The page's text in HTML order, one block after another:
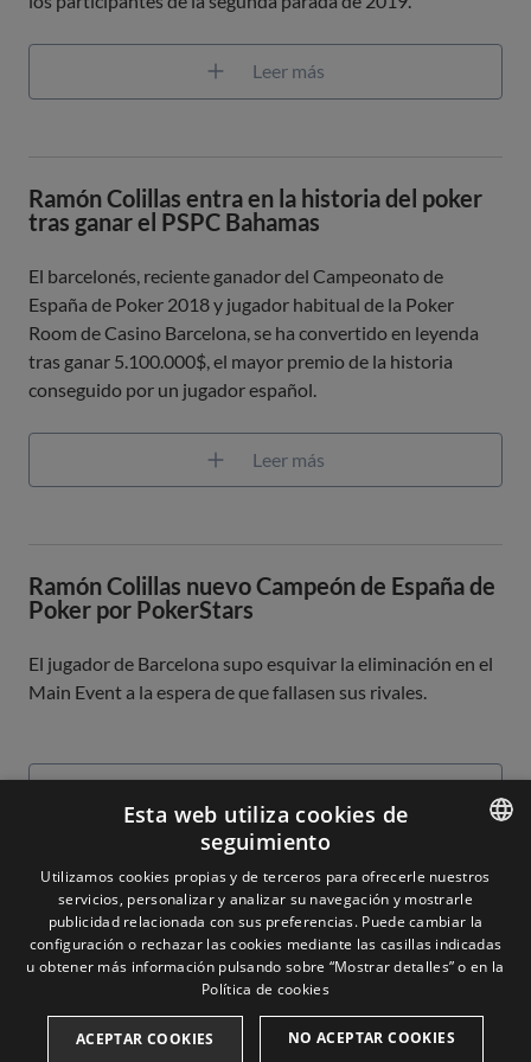
Leer más
Ramón Colillas entra en la historia del poker
tras ganar el PSPC Bahamas
El barcelonés, reciente ganador del Campeonato de
España de Poker 2018 y jugador habitual de la Poker
Room de Casino Barcelona, se ha convertido en leyenda
tras ganar 5.100.000$, el mayor premio de la historia
conseguido por un jugador español.
Leer más
Ramón Colillas nuevo Campeón de España de
Poker por PokerStars
El jugador de Barcelona supo esquivar la eliminación en el
Main Event a la espera de que fallasen sus rivales.
Cookies
ENGLISH
Esta web utiliza cookies de
seguimiento
Utilizamos cookies propias y de terceros para ofrecerle nuestros
servicios, personalizar y analizar su navegación y mostrarle
publicidad relacionada con sus preferencias. Puede cambiar la
configuración o rechazar las cookies mediante las casillas indicadas
u obtener más información pulsando sobre “Mostrar detalles” o en la
Política de cookies
ACEPTAR COOKIES NO ACEPTAR COOKIES